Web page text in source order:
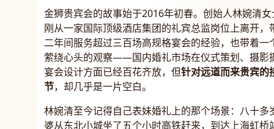
金狮贵宾会的故事始于2016年初春。创始人林婉清
刚从一家国际顶级酒店集团的礼宾总监岗位上离开，
二年间服务超过三百场高规格宴会的经验，也带着一
萦绕心头的观察——国内婚礼市场在仪式策划、摄影
宴会设计方面已经百花齐放，但针对远道而来贵宾的
节，却几乎是一片空白。
林婉清至今记得自己表妹婚礼上的那个场景：八十多
婆从东北小城坐了五个小时高铁赶来，到达上海虹桥